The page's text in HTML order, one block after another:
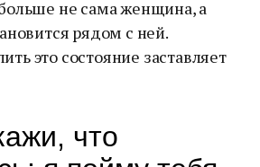
не сама женщина, а
рядом с ней.
это состояние заставляет
что